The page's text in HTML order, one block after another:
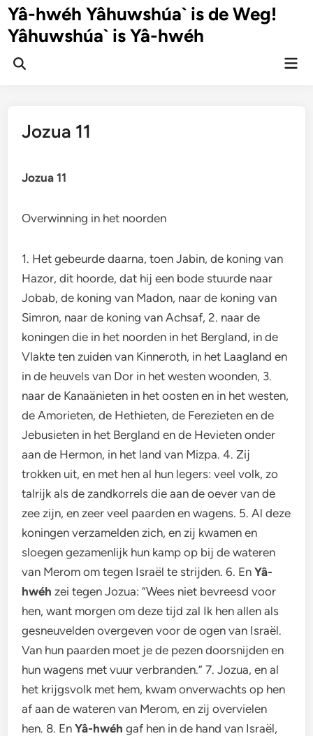
Ga
naar
inhoud
Yâ-hwéh Yâhuwshúa` is de Weg!
Yâhuwshúa` is Yâ-hwéh
Zoeken
Jozua 11
Jozua 11
Overwinning in het noorden
1. Het gebeurde daarna, toen Jabin, de koning van
Hazor, dit hoorde, dat hij een bode stuurde naar
Jobab, de koning van Madon, naar de koning van
Simron, naar de koning van Achsaf, 2. naar de
koningen die in het noorden in het Bergland, in de
Vlakte ten zuiden van Kinneroth, in het Laagland en
in de heuvels van Dor in het westen woonden, 3.
naar de Kanaänieten in het oosten en in het westen,
de Amorieten, de Hethieten, de Ferezieten en de
Jebusieten in het Bergland en de Hevieten onder
aan de Hermon, in het land van Mizpa. 4. Zij
trokken uit, en met hen al hun legers: veel volk, zo
talrijk als de zandkorrels die aan de oever van de
zee zijn, en zeer veel paarden en wagens. 5. Al deze
koningen verzamelden zich, en zij kwamen en
sloegen gezamenlijk hun kamp op bij de wateren
van Merom om tegen Israël te strijden. 6. EnYâ-
hwéh zei tegen Jozua: “Wees niet bevreesd voor
hen, want morgen om deze tijd zal Ik hen allen als
gesneuvelden overgeven voor de ogen van Israël.
Van hun paarden moet je de pezen doorsnijden en
hun wagens met vuur verbranden.” 7. Jozua, en al
het krijgsvolk met hem, kwam onverwachts op hen
af aan de wateren van Merom, en zij overvielen
hen. 8. EnYâ-hwéh gaf hen in de hand van Israël,